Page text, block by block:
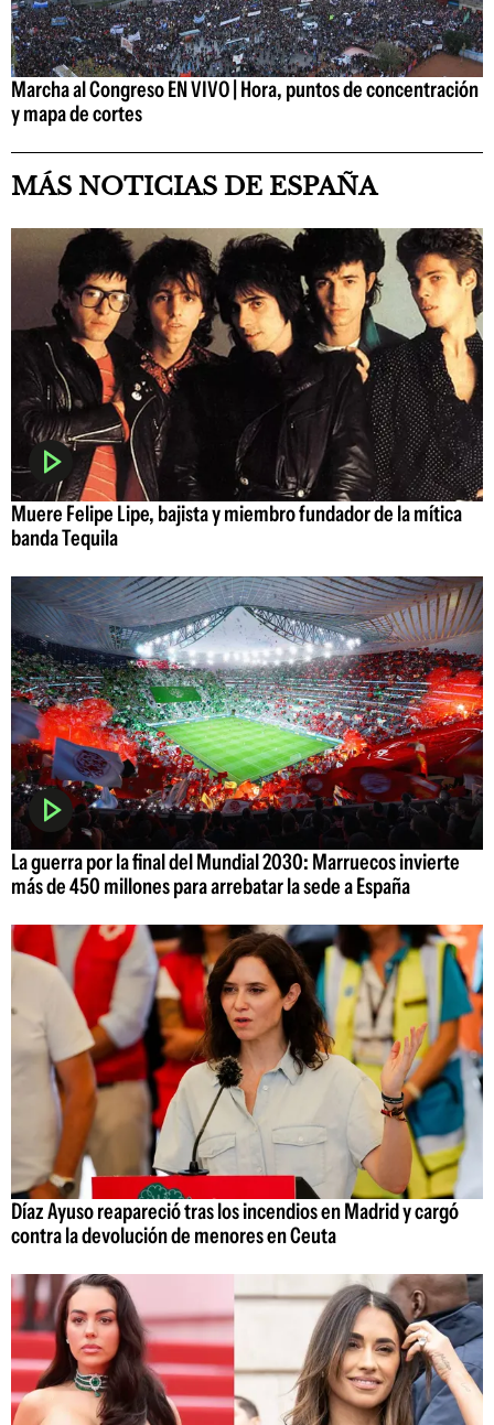
Marcha al Congreso EN VIVO | Hora, puntos de concentración
y mapa de cortes
MÁS NOTICIAS DE ESPAÑA
Muere Felipe Lipe, bajista y miembro fundador de la mítica
banda Tequila
La guerra por la final del Mundial 2030: Marruecos invierte
más de 450 millones para arrebatar la sede a España
Díaz Ayuso reapareció tras los incendios en Madrid y cargó
contra la devolución de menores en Ceuta